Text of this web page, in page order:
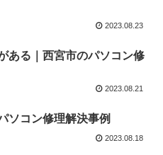
2023.08.23
ある｜西宮市のパソコン修
2023.08.21
ソコン修理解決事例
2023.08.18